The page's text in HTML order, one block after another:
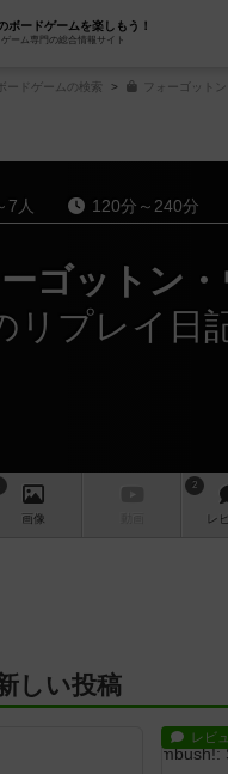
ボードゲームを楽しもう！
ーム専門の総合情報サイト
ードゲームの検索 フォーゴット
7人 120分～240分
ゴットン
リプレイ日
画像
2
レ
しい投稿
レビ